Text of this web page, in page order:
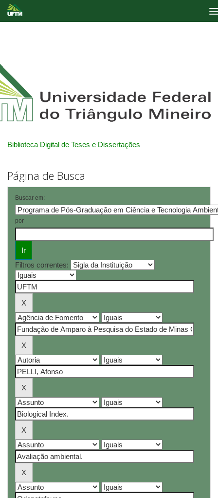
Biblioteca Digital de Teses e Dissertações
Página de Busca
Buscar em:
por
Filtros correntes: